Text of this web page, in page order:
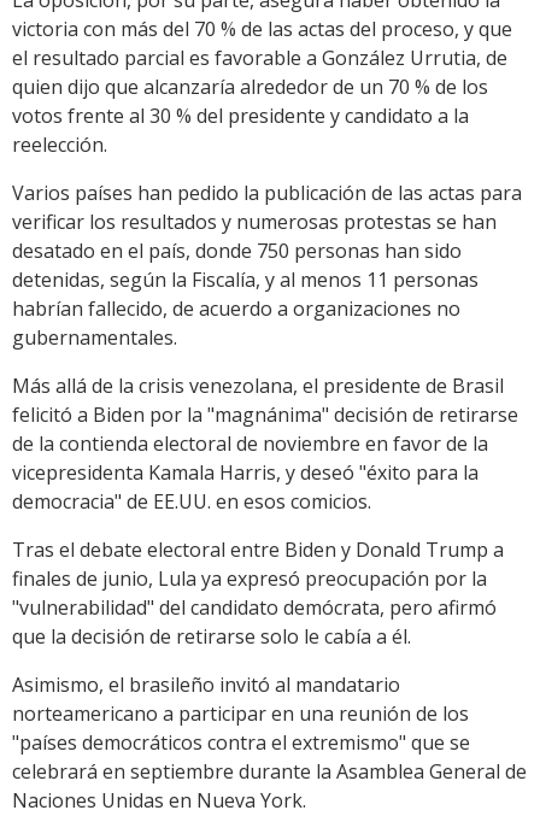
victoria con más del 70 % de las actas del proceso, y que
el resultado parcial es favorable a González Urrutia, de
quien dijo que alcanzaría alrededor de un 70 % de los
votos frente al 30 % del presidente y candidato a la
reelección.
Varios países han pedido la publicación de las actas para
verificar los resultados y numerosas protestas se han
desatado en el país, donde 750 personas han sido
detenidas, según la Fiscalía, y al menos 11 personas
habrían fallecido, de acuerdo a organizaciones no
gubernamentales.
Más allá de la crisis venezolana, el presidente de Brasil
felicitó a Biden por la "magnánima" decisión de retirarse
de la contienda electoral de noviembre en favor de la
vicepresidenta Kamala Harris, y deseó "éxito para la
democracia" de EE.UU. en esos comicios.
Tras el debate electoral entre Biden y Donald Trump a
finales de junio, Lula ya expresó preocupación por la
"vulnerabilidad" del candidato demócrata, pero afirmó
que la decisión de retirarse solo le cabía a él.
Asimismo, el brasileño invitó al mandatario
norteamericano a participar en una reunión de los
"países democráticos contra el extremismo" que se
celebrará en septiembre durante la Asamblea General de
Naciones Unidas en Nueva York.